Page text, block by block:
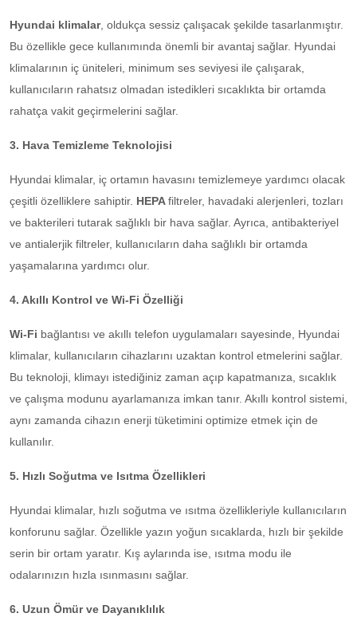
Hyundai klimalar, oldukça sessiz çalışacak şekilde tasarlanmıştır.
Bu özellikle gece kullanımında önemli bir avantaj sağlar. Hyundai
klimalarının iç üniteleri, minimum ses seviyesi ile çalışarak,
kullanıcıların rahatsız olmadan istedikleri sıcaklıkta bir ortamda
rahatça vakit geçirmelerini sağlar.
3. Hava Temizleme Teknolojisi
Hyundai klimalar, iç ortamın havasını temizlemeye yardımcı olacak
çeşitli özelliklere sahiptir. HEPAfiltreler, havadaki alerjenleri, tozları
ve bakterileri tutarak sağlıklı bir hava sağlar. Ayrıca, antibakteriyel
ve antialerjik filtreler, kullanıcıların daha sağlıklı bir ortamda
yaşamalarına yardımcı olur.
4. Akıllı Kontrol ve Wi-Fi Özelliği
Wi-Fi bağlantısı ve akıllı telefon uygulamaları sayesinde, Hyundai
klimalar, kullanıcıların cihazlarını uzaktan kontrol etmelerini sağlar.
Bu teknoloji, klimayı istediğiniz zaman açıp kapatmanıza, sıcaklık
ve çalışma modunu ayarlamanıza imkan tanır. Akıllı kontrol sistemi,
aynı zamanda cihazın enerji tüketimini optimize etmek için de
kullanılır.
5. Hızlı Soğutma ve Isıtma Özellikleri
Hyundai klimalar, hızlı soğutma ve ısıtma özellikleriyle kullanıcıların
konforunu sağlar. Özellikle yazın yoğun sıcaklarda, hızlı bir şekilde
serin bir ortam yaratır. Kış aylarında ise, ısıtma modu ile
odalarınızın hızla ısınmasını sağlar.
6. Uzun Ömür ve Dayanıklılık